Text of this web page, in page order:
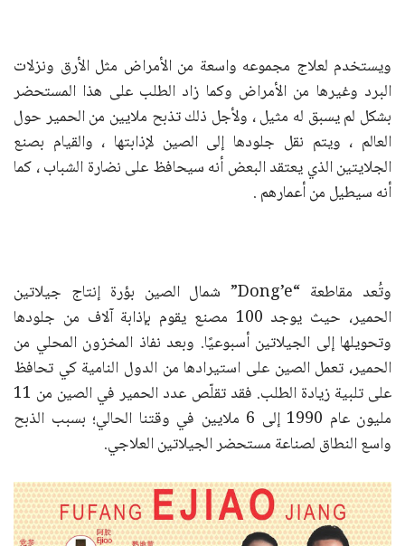
ويستخدم لعلاج مجموعه واسعة من الأمراض مثل الأرق ونزلات
البرد وغيرها من الأمراض وكما زاد الطلب على هذا المستحضر
بشكل لم يسبق له مثيل ، ولأجل ذلك تذبح ملايين من الحمير حول
العالم ، ويتم نقل جلودها إلى الصين لإذابتها ، والقيام بصنع
الجلايتين الذي يعتقد البعض أنه سيحافظ على نضارة الشباب ، كما
أنه سيطيل من أعمارهم .
وتُعد مقاطعة “Dong’e” شمال الصين بؤرة إنتاج جيلاتين
الحمير، حيث يوجد 100 مصنع يقوم بإذابة آلاف من جلودها
وتحويلها إلى الجيلاتين أسبوعيًا. وبعد نفاذ المخزون المحلي من
الحمير، تعمل الصين على استيرادها من الدول النامية كي تحافظ
على تلبية زيادة الطلب. فقد تقلّص عدد الحمير في الصين من 11
مليون عام 1990 إلى 6 ملايين في وقتنا الحالي؛ بسبب الذبح
واسع النطاق لصناعة مستحضر الجيلاتين العلاجي.